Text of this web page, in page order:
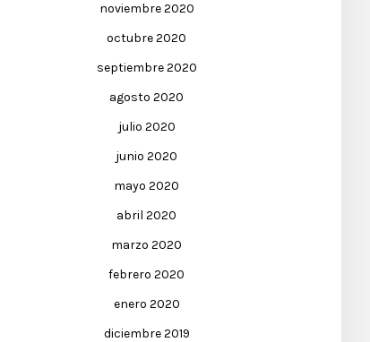
noviembre 2020
octubre 2020
septiembre 2020
agosto 2020
julio 2020
junio 2020
mayo 2020
abril 2020
marzo 2020
febrero 2020
enero 2020
diciembre 2019